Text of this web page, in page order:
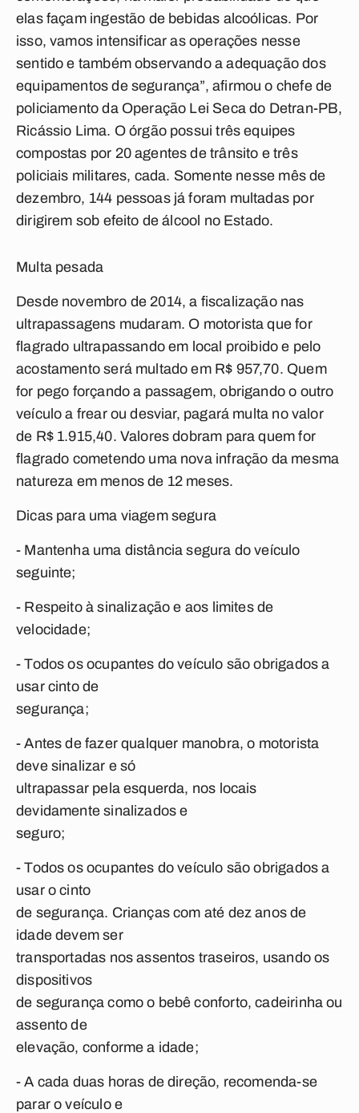
elas façam ingestão de bebidas alcoólicas. Por
isso, vamos intensificar as operações nesse
sentido e também observando a adequação dos
equipamentos de segurança”, afirmou o chefe de
policiamento da Operação Lei Seca do Detran-PB,
Ricássio Lima. O órgão possui três equipes
compostas por 20 agentes de trânsito e três
policiais militares, cada. Somente nesse mês de
dezembro, 144 pessoas já foram multadas por
dirigirem sob efeito de álcool no Estado.
Multa pesada
Desde novembro de 2014, a fiscalização nas
ultrapassagens mudaram. O motorista que for
flagrado ultrapassando em local proibido e pelo
acostamento será multado em R$ 957,70. Quem
for pego forçando a passagem, obrigando o outro
veículo a frear ou desviar, pagará multa no valor
de R$ 1.915,40. Valores dobram para quem for
flagrado cometendo uma nova infração da mesma
natureza em menos de 12 meses.
Dicas para uma viagem segura
- Mantenha uma distância segura do veículo
seguinte;
- Respeito à sinalização e aos limites de
velocidade;
- Todos os ocupantes do veículo são obrigados a
usar cinto de
segurança;
- Antes de fazer qualquer manobra, o motorista
deve sinalizar e só
ultrapassar pela esquerda, nos locais
devidamente sinalizados e
seguro;
- Todos os ocupantes do veículo são obrigados a
usar o cinto
de segurança. Crianças com até dez anos de
idade devem ser
transportadas nos assentos traseiros, usando os
dispositivos
de segurança como o bebê conforto, cadeirinha ou
assento de
elevação, conforme a idade;
- A cada duas horas de direção, recomenda-se
parar o veículo e